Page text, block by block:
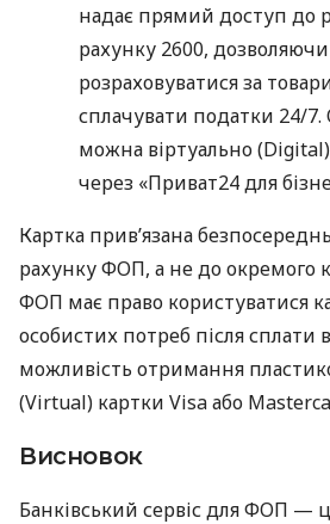
надає прямий доступ до
рахунку 2600, дозволяючи
розраховуватися за
сплачувати податки 24/7.
можна віртуально
через «Приват24 для
Картка прив’язана
рахунку ФОП, а не до окремого
ФОП має право користуватися
особистих потреб після сплати
можливість отримання
(Virtual) картки Visa або
Висновок
Банківський сервіс для ФОП —